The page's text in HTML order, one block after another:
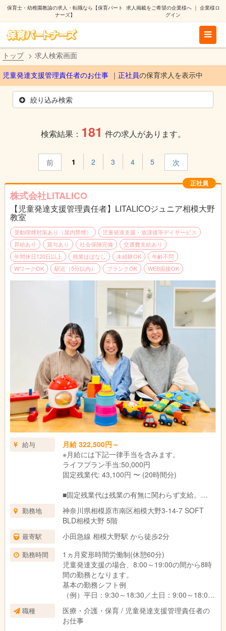
保育士・幼稚園教諭の求人・転職なら【保育パート
ナーズ】
求人掲載をご希望の企業様へ｜ 企業様ロ
グイン
トップ 求人検索画面
児童発達支援管理責任者のお仕事 正社員の保育求人を表示中
絞り込み検索
検索結果： 181 件の求人があります。
前 1 2 3 4 5 次
正社員
株式会社LITALICO
【児童発達支援管理責任者】LITALICOジュニア相模大野
教室
受動喫煙対策あり（屋内禁煙）
児童発達支援・放課後等デイサービス
昇給あり
賞与あり 社会保険完備
交通費支給あり
年間休日120日以上
残業ほぼなし 未経験OK
年齢不問
WワークOK
駅近（5分以内） ブランクOK WEB面接OK
給与
月給 322,500円～
※月給には下記一律手当を含みます。
ライフプラン手当:50,000円
固定残業代: 43,100円 〜 (20時間分)
■固定残業代は残業の有無に関わらず支給。
を支給いたします。
■試用期間3ヶ月あり。
期間中の待遇に変更はありません。
勤務地
神奈川県相模原市南区相模大野3-14-7 SOFT
BLD相模大野 5階
最寄駅 小田急線 相模大野駅 から徒歩2分
勤務時間
1ヵ月変形時間労働制(休憩60分)
児童発達支援の場合、8:00～19:00の間から8時
間の勤務となります。
基本の勤務シフト例
（例）平日：9:30～18:30／土日：9:00～18:00
ます。
職種
医療・介護・保育 / 児童発達支援管理責任者の
お仕事